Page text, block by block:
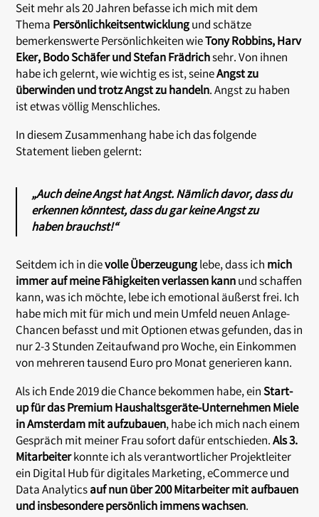
Seit mehr als 20 Jahren befasse ich mich mit dem
Thema Persönlichkeitsentwicklungund schätze
bemerkenswerte Persönlichkeiten wieTony Robbins, Harv
Eker, Bodo Schäfer und Stefan Frädrichsehr. Von ihnen
habe ich gelernt, wie wichtig es ist, seineAngst zu
überwinden und trotz Angst zu handeln. Angst zu haben
ist etwas völlig Menschliches.
In diesem Zusammenhang habe ich das folgende
Statement lieben gelernt:
„Auch deine Angst hat Angst. Nämlich davor, dass du
erkennen könntest, dass du gar keine Angst zu
haben brauchst!“
Seitdem ich in dievolle Überzeugunglebe, dass ich mich
immer auf meine Fähigkeiten verlassen kannund schaffen
kann, was ich möchte, lebe ich emotional äußerst frei. Ich
habe mich mit für mich und mein Umfeld neuen Anlage-
Chancen befasst und mit Optionen etwas gefunden, das in
nur 2-3 Stunden Zeitaufwand pro Woche, ein Einkommen
von mehreren tausend Euro pro Monat generieren kann.
Als ich Ende 2019 die Chance bekommen habe, einStart-
up für das Premium Haushaltsgeräte-Unternehmen Miele
in Amsterdam mit aufzubauen, habe ich mich nach einem
Gespräch mit meiner Frau sofort dafür entschieden.Als 3.
Mitarbeiterkonnte ich als verantwortlicher Projektleiter
ein Digital Hub für digitales Marketing, eCommerce und
Data Analyticsauf nun über 200 Mitarbeiter mit aufbauen
und insbesondere persönlich immens wachsen.